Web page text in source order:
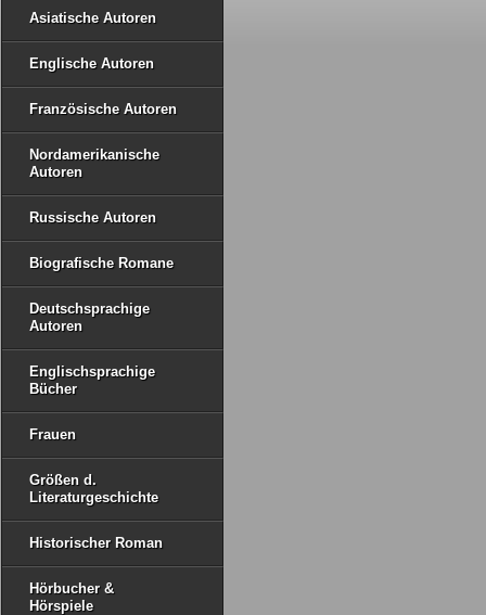
Asiatische Autoren
Englische Autoren
Französische Autoren
Nordamerikanische
Autoren
Russische Autoren
Biografische Romane
Deutschsprachige
Autoren
Englischsprachige
Bücher
Frauen
Größen d.
Literaturgeschichte
Historischer Roman
Hörbucher &
Hörspiele